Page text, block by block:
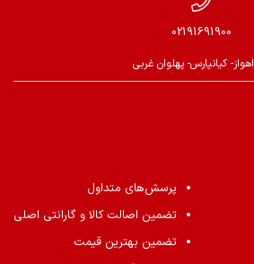
02191691900
اهواز- کیانپارس- پهلوان غربی
پرسش‌های متداول
تضمین اصالت کالا و گارانتی اصلی
تضمین بهترین قیمت